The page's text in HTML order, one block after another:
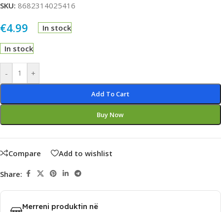
SKU: 8682314025416
€4.99 In stock
In stock
- +
Add To Cart
Buy Now
Alternative:
Compare Add to wishlist
Share:
Merreni produktin në